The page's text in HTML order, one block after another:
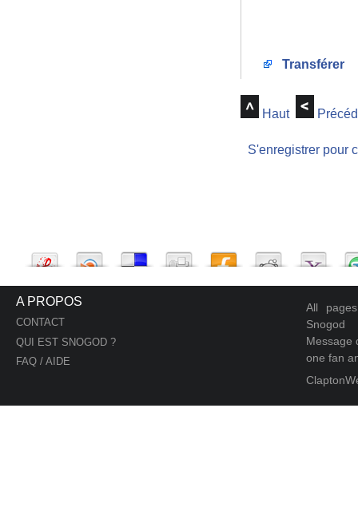
Transférer
Haut
S'enregistrer pour
A PROPOS
CONTACT
QUI EST SNOGOD ?
FAQ / AIDE
All
Snogod
Message
one fan